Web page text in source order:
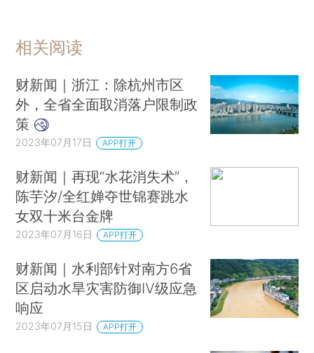
相关阅读
财新闻｜浙江：除杭州市区
外，全省全面取消落户限制政
策
2023年07月17日 APP打开
财新闻｜再现“水花消失术”，
陈芋汐/全红婵夺世锦赛跳水
女双十米台金牌
2023年07月16日 APP打开
财新闻｜水利部针对南方6省
区启动水旱灾害防御Ⅳ级应急
响应
2023年07月15日 APP打开